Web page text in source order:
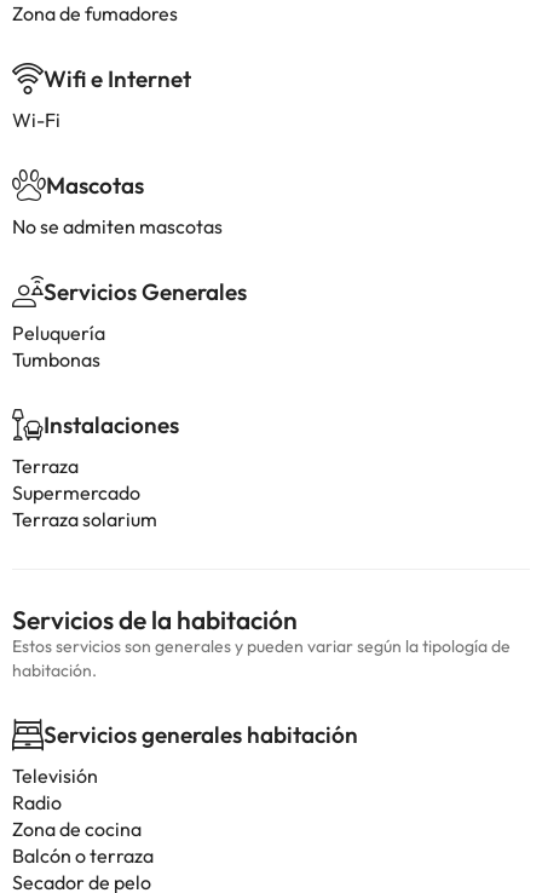
Zona de fumadores
Wifi e Internet
Wi-Fi
Mascotas
No se admiten mascotas
Servicios Generales
Peluquería
Tumbonas
Instalaciones
Terraza
Supermercado
Terraza solarium
Servicios de la habitación
Estos servicios son generales y pueden variar según la tipología de
habitación.
Servicios generales habitación
Televisión
Radio
Zona de cocina
Balcón o terraza
Secador de pelo